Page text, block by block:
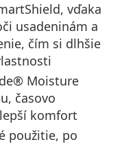
vďaka
usadeninám a
čím si dlhšie
Moisture
časovo
komfort
použitie, po